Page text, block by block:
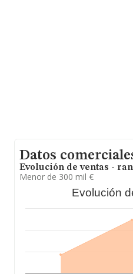
Datos
Evolución de ventas -
Menor de 300 mil €
Evolución